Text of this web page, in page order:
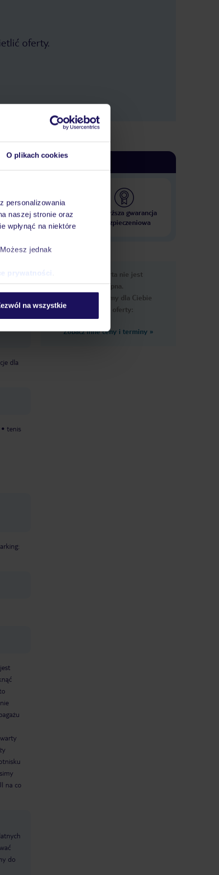
O plikach cookies
personalizowania
naszej stronie oraz
wpłynąć na niektóre
jednak
prywatności
na wszystkie
oferty.
hoteli w ponad 50
krajach
Najwyższa gwarancja
ubezpieczeniowa
dla
tenis
na co
do
Ups, ta oferta nie jest
dostępna.
Przygotowaliśmy dla Ciebie
podobne oferty:
Zobacz inne ceny i terminy »